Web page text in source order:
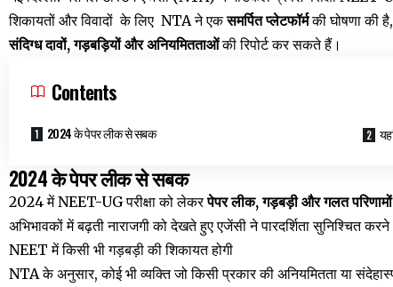
शिकायतों और विवादों के लिए NTA ने एकसमर्पित प्लेटफॉर्मकी घोषणा की
संदिग्ध दावों, गड़बड़ियों और अनियमितताओंकी रिपोर्ट कर सकते हैं।
Contents
2024 के पेपर लीक से सबक
2024 के पेपर लीक से सबक
2024 में NEET-UG परीक्षा को लेकरपेपर लीक, गड़बड़ी और गलत परिणामों
अभिभावकों में बढ़ती नाराजगी को देखते हुए एजेंसी ने पारदर्शिता सुनिश्चित
NEET में किसी भी गड़बड़ी की शिकायत होगी
NTA के अनुसार, कोई भी व्यक्ति जो किसी प्रकार की अनियमितता या